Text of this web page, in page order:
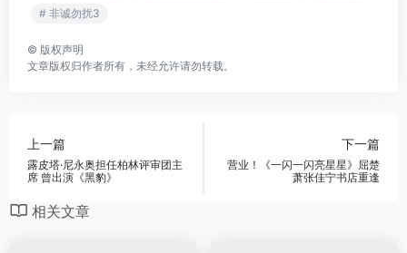
# 非诚勿扰3
© 版权声明
文章版权归作者所有，未经允许请勿转载。
上一篇
露皮塔·尼永奥担任柏林评审团主
席 曾出演《黑豹》
下一篇
营业！《一闪一闪亮星星》屈楚
萧张佳宁书店重逢
相关文章